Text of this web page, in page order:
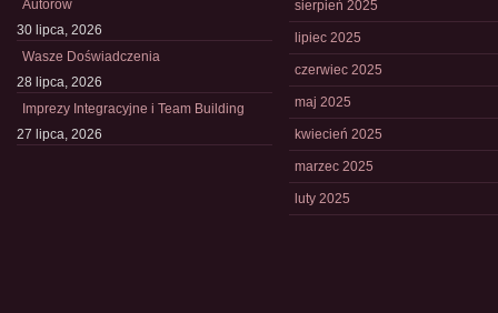
Autorów
30 lipca, 2026
Wasze Doświadczenia
28 lipca, 2026
Imprezy Integracyjne i Team Building
27 lipca, 2026
sierpień 2025
lipiec 2025
czerwiec 2025
maj 2025
kwiecień 2025
marzec 2025
luty 2025